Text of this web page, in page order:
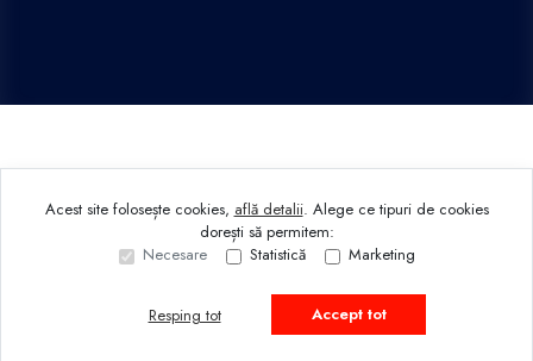
Sună acum Solicită vizionare
Acest site folosește cookies, află detalii. Alege ce tipuri de cookies
dorești să permitem:
Necesare
Statistică Marketing
Resping tot Accept tot